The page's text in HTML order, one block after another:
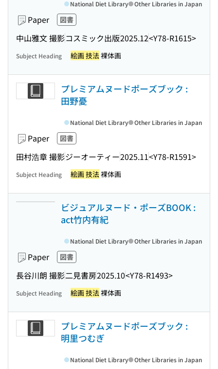
Paper 図書
中山雅文 撮影コスミック出版2025.12<Y78-R1615>
National Diet Library Other Libraries in Japan
Subject Heading 絵画 技法裸体画
プレミアムヌードポーズブック :
田野憂
Paper 図書
田村浩章 撮影ジーオーティー2025.11<Y78-R1591>
National Diet Library Other Libraries in Japan
Subject Heading 絵画 技法裸体画
ビジュアルヌード・ポーズBOOK :
act竹内有紀
Paper 図書
長谷川朗 撮影二見書房2025.10<Y78-R1493>
National Diet Library Other Libraries in Japan
Subject Heading 絵画 技法裸体画
プレミアムヌードポーズブック :
明里つむぎ
National Diet Library Other Libraries in Japan